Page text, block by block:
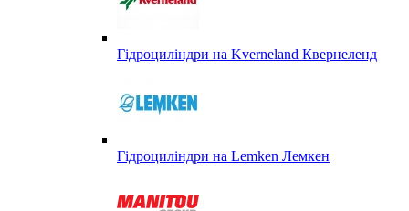
Гідроциліндри на Kverneland Квернеленд
Гідроциліндри на Lemken Лемкен